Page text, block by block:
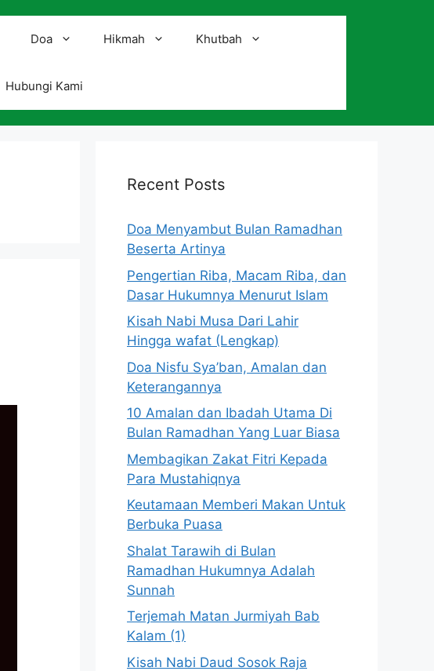
Doa Hikmah Khutbah
Hubungi Kami
Recent Posts
Doa Menyambut Bulan Ramadhan
Beserta Artinya
Pengertian Riba, Macam Riba, dan
Dasar Hukumnya Menurut Islam
Kisah Nabi Musa Dari Lahir
Hingga wafat (Lengkap)
Doa Nisfu Sya’ban, Amalan dan
Keterangannya
10 Amalan dan Ibadah Utama Di
Bulan Ramadhan Yang Luar Biasa
Membagikan Zakat Fitri Kepada
Para Mustahiqnya
Keutamaan Memberi Makan Untuk
Berbuka Puasa
Shalat Tarawih di Bulan
Ramadhan Hukumnya Adalah
Sunnah
Terjemah Matan Jurmiyah Bab
Kalam (1)
Kisah Nabi Daud Sosok Raja